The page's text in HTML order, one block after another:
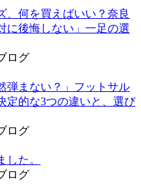
、何を買えばいい？奈良
に後悔しない」一足の選
ログ
弾まない？」フットサル
定的な3つの違いと、選び
ログ
した。
ログ